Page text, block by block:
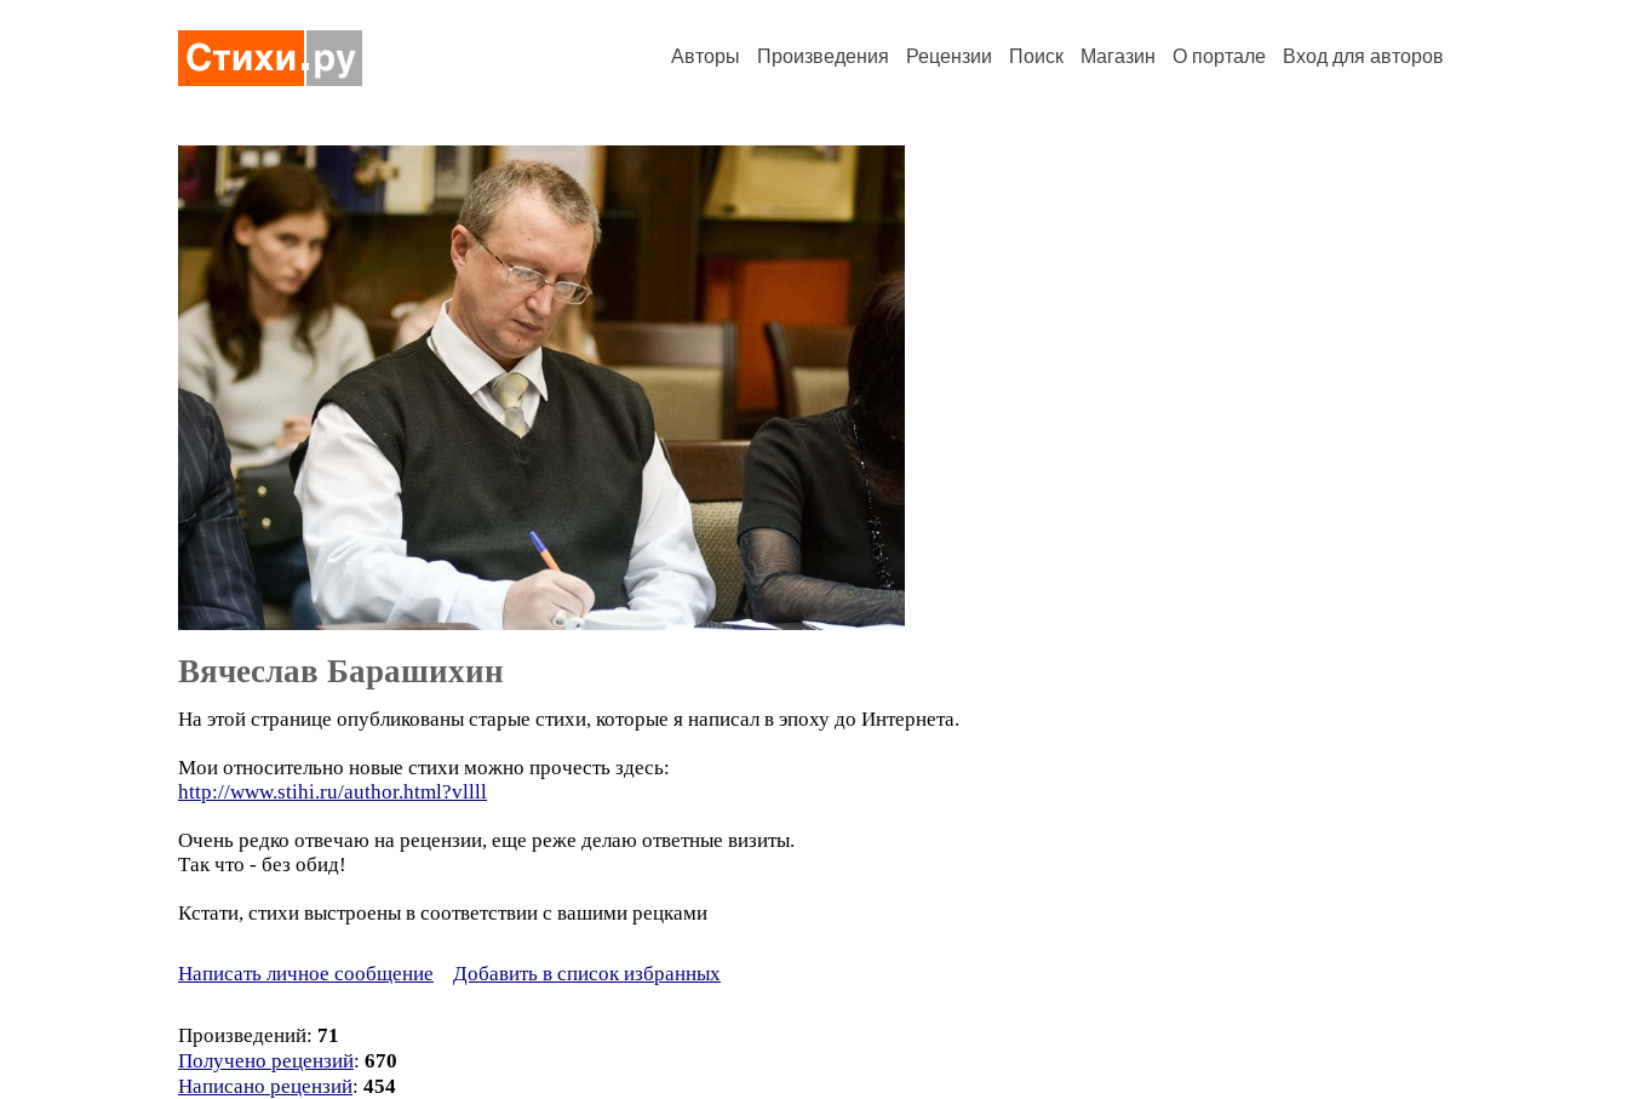
Авторы Произведения Рецензии Поиск Магазин О портале Вход для авторов
Вячеслав Барашихин
На этой странице опубликованы старые стихи, которые я написал в эпоху до Интернета.
Мои относительно новые стихи можно прочесть здесь:
http://www.stihi.ru/author.html?vllll
Очень редко отвечаю на рецензии, еще реже делаю ответные визиты.
Так что - без обид!
Кстати, стихи выстроены в соответствии с вашими рецками
Написать личное сообщение Добавить в список избранных
Произведений: 71
Получено рецензий: 670
Написано рецензий: 454